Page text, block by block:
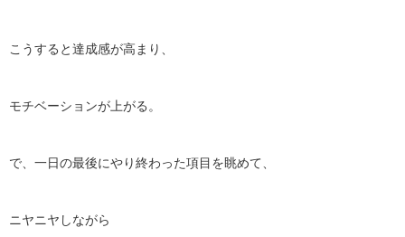
こうすると達成感が高まり、
モチベーションが上がる。
で、一日の最後にやり終わった項目を眺めて、
ニヤニヤしながら